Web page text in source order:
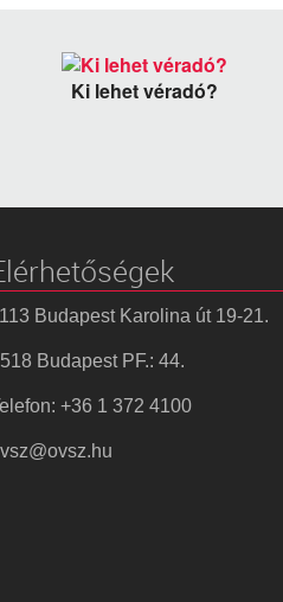
Ki lehet véradó?
Budapest Karolina út 19-21.
Budapest PF.: 44.
+36 1 372 4100